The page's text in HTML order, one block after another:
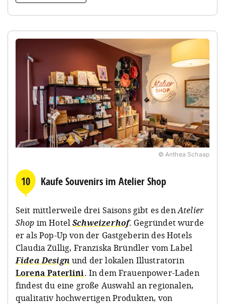
© Anthea Schaap
10 Kaufe Souvenirs im Atelier Shop
Seit mittlerweile drei Saisons gibt es denAtelier
Shop im HotelSchweizerhof. Gegründet wurde
er als Pop-Up von der Gastgeberin des Hotels
Claudia Züllig, Franziska Bründler vom Label
Fidea Designund der lokalen Illustratorin
Lorena Paterlini. In dem Frauenpower-Laden
findest du eine große Auswahl an regionalen,
qualitativ hochwertigen Produkten, von